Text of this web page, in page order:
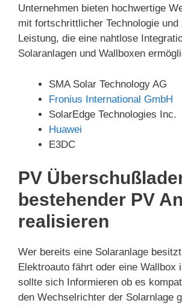
Unternehmen bieten hochwertige
mit fortschrittlicher Technologie
Leistung, die eine nahtlose
Solaranlagen und Wallboxen
SMA Solar Technology AG
Fronius International GmbH
SolarEdge Technologies Inc.
Huawei
E3DC
PV
bestehender PV
realisieren
Wer bereits eine Solaranlage
Elektroauto fährt oder eine Wallbox
sollte sich Informieren ob es
den Wechselrichter der Solarnlage